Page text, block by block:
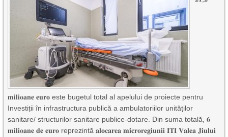
𝐦𝐢𝐥𝐢𝐨𝐚𝐧𝐞 𝐞𝐮𝐫𝐨 este bugetul total al apelului de proiecte pentru
Investiții în infrastructura publică a ambulatoriilor unităților
sanitare/ structurilor sanitare publice-dotare. Din suma totală, 𝟔
𝐦𝐢𝐥𝐢𝐨𝐚𝐧𝐞 𝐝𝐞 𝐞𝐮𝐫𝐨 reprezintă 𝐚𝐥𝐨𝐜𝐚𝐫𝐞𝐚 𝐦𝐢𝐜𝐫𝐨𝐫𝐞𝐠𝐢𝐮𝐧𝐢𝐢 𝐈𝐓𝐈 𝐕𝐚𝐥𝐞𝐚 𝐉𝐢𝐮𝐥𝐮𝐢